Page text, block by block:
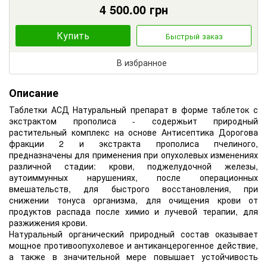
4 500.00грн
Купить Быстрый заказ
В избранное
Описание
Таблетки АСД Натуральный препарат в форме таблеток с
экстрактом прополиса - содержьит природный
растительный комплекс на основе Антисептика Дорогова
фракции 2 и экстракта прополиса пчелиного,
предназначены для применения при опухолевых изменениях
различной стадии: крови, поджелудочной железы,
аутоиммунных нарушениях, после операционных
вмешательств, для быстрого восстановления, при
снижении тонуса организма, для очищения крови от
продуктов распада после химио и лучевой терапии, для
разжижения крови.
Натуральный органический природный состав оказывает
мощное противоопухолевое и антиканцерогенное действие,
а также в значительной мере повышает устойчивость